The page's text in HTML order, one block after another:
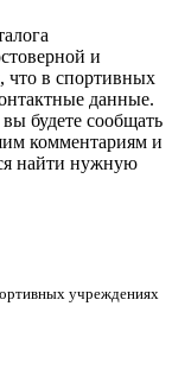
и
что в спортивных
данные.
будете сообщать
комментариям и
найти нужную
учреждениях